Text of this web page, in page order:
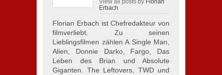
View all posts by Florian
Erbach
Florian Erbach ist Chefredakteur von
filmverliebt. Zu seinen
Lieblingsfilmen zählen A Single Man,
Alien, Donnie Darko, Fargo, Das
Leben des Brian und Absolute
Giganten. The Leftovers, TWD und